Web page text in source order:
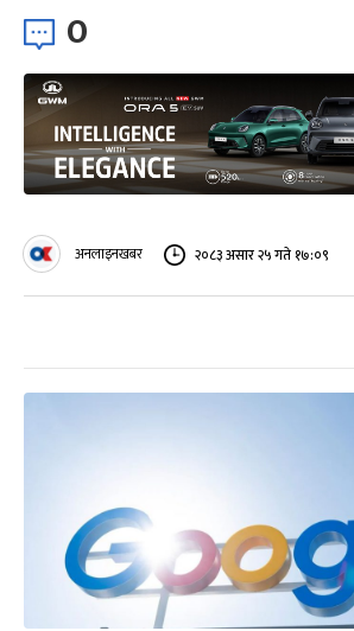
0
अनलाइनखबर २०८३ असार २५ गते १७:०९